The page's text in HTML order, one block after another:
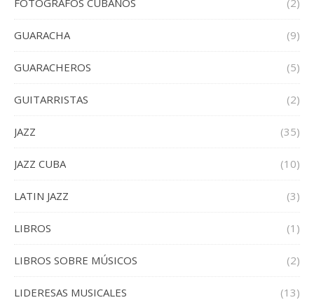
FOTOGRAFOS CUBANOS (2)
GUARACHA (9)
GUARACHEROS (5)
GUITARRISTAS (2)
JAZZ (35)
JAZZ CUBA (10)
LATIN JAZZ (3)
LIBROS (1)
LIBROS SOBRE MÚSICOS (2)
LIDERESAS MUSICALES (13)